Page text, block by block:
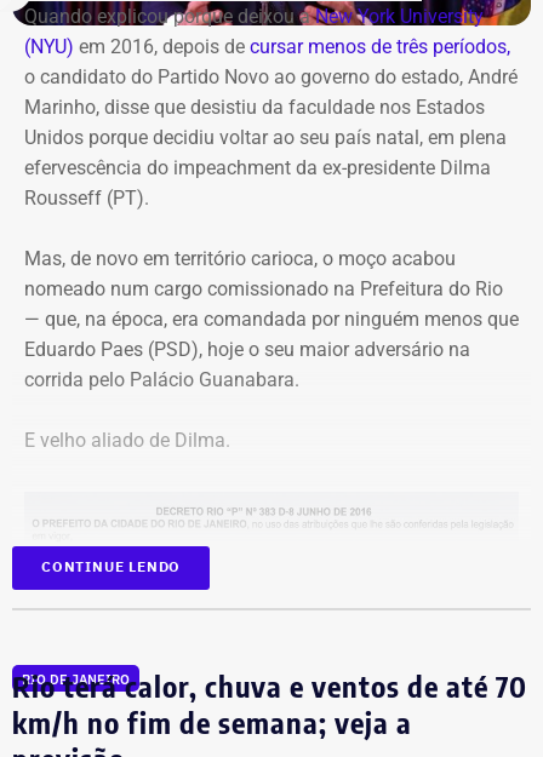
sobre carnaval e memória
O destaque musical fica por conta das apresentações de
Marina Iris e do tradicional grupo Terreiro de Crioulo, além
de homenagens emocionantes a Teresa Cristina, Milton
Manhães e ao mestre Candeia. A entrada é franca e com
classificação livre.
Programação reúne música, livros, empreendedorismo e debates sobre
Festival de dança ocupa a Praça
Mauá com programação gratuita
Quando explicou porque deixou aNew York University
(NYU) em 2016, depois de cursar menos de três períodos,
o candidato do Partido Novo ao governo do estado, André
Marinho, disse que desistiu da faculdade nos Estados
Unidos porque decidiu voltar ao seu país natal, em plena
efervescência do impeachment da ex-presidente Dilma
Rousseff (PT).
Mas, de novo em território carioca, o moço acabou
nomeado num cargo comissionado na Prefeitura do Rio
— que, na época, era comandada por ninguém menos que
Eduardo Paes (PSD), hoje o seu maior adversário na
corrida pelo Palácio Guanabara.
E velho aliado de Dilma.
Na Secretaria municipal da Casa Civil, André Marinho
permaneceu até dezembro. Marcelo Crivella
(Republicanos) ganhou a eleição assumiu a prefeitura e,
CONTINUE LENDO
RIO DE JANEIRO
Rio terá calor, chuva e ventos de até 70
km/h no fim de semana; veja a